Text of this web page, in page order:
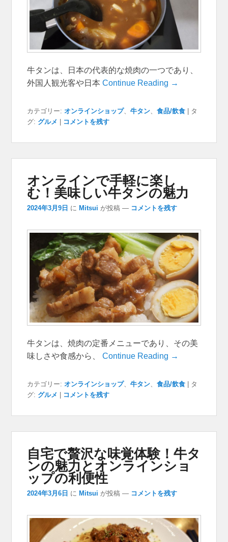
牛タンは、日本の代表的な焼肉の一つであり、
外国人観光客や日本Continue Reading →
カテゴリー: オンラインショップ、牛タン、食品/飲食
タ
グ: グルメ コメントを残す
オンラインで手軽に楽し
む！美味しい牛タンの魅力
2024年3月9日 に Mitsui が投稿 — コメントを残す
牛タンは、焼肉の定番メニューであり、その美
味しさや食感から、Continue Reading →
カテゴリー: オンラインショップ、牛タン、食品/飲食
タ
グ: グルメ コメントを残す
自宅で贅沢な味覚体験！牛タ
ンの魅力とオンラインショ
ップの利便性
2024年3月6日 に Mitsui が投稿 — コメントを残す